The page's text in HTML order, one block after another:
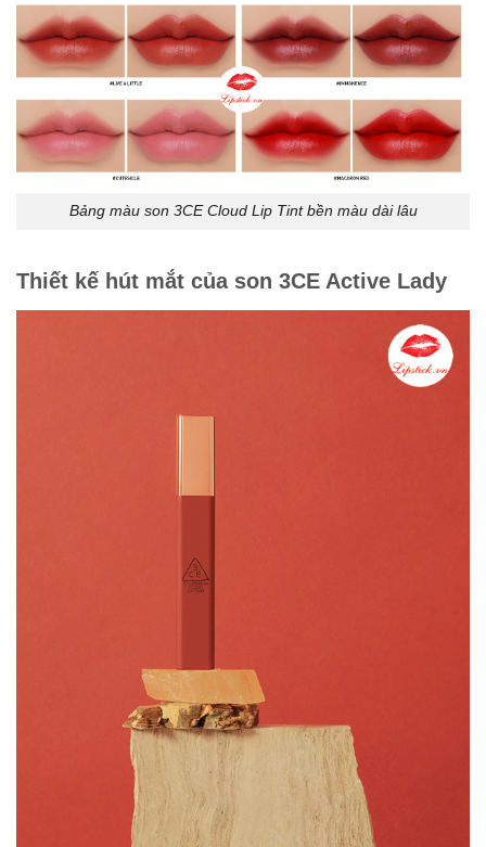
Bảng màu son 3CE Cloud Lip Tint bền màu dài lâu
Thiết kế hút mắt của son 3CE Active Lady